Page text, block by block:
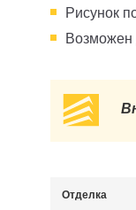
Рисунок
Возможен
Отделка